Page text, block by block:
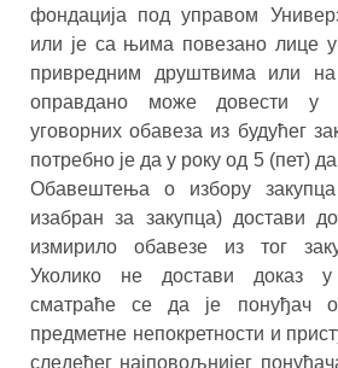
фондација под управом
или је са њима повезано лице
привредним друштвима или на
оправдано може довести у
уговорних обавеза из будућег
потребно је да у року од 5 (пет)
Обавештења о избору
изабран за закупца) достави
измирило обавезе из тог
Уколико не достави доказ
сматраће се да је понуђач
предметне непокретности и
следећег најповољнијег